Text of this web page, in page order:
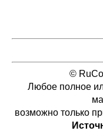
©
Любое полное
возможно только